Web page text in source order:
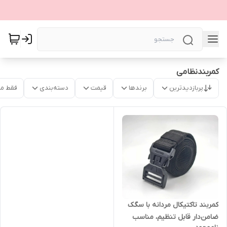
کمربندنظامی
پربازدیدترین برندها قیمت دسته‌بندی فقط
کمربند تاکتیکال مردانه با سگک
ضامن‌دار قابل تنظیم، مناسب